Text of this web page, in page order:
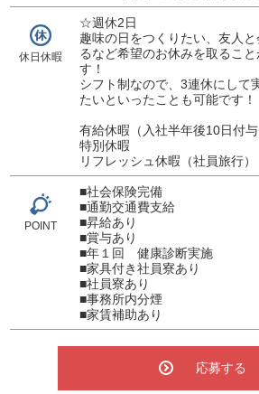
休日休暇
☆週休2日
趣味の日をつくりたい、友人
るなど希望のお休みを取ること
す！
シフト制なので、3連休にして
たいといったことも可能です！
有給休暇（入社半年後10日付与
特別休暇
リフレッシュ休暇（社員旅行）
POINT
■社会保険完備
■通勤交通費支給
■昇給あり
■賞与あり
■年１回 健康診断実施
■家具付き社員寮あり
■社員寮あり
■事務所内分煙
■家賃補助あり
応募する